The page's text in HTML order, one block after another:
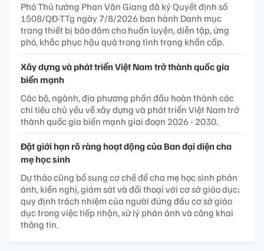
Phó Thủ tướng Phan Văn Giang đã ký Quyết định số
1508/QĐ-TTg ngày 7/8/2026 ban hành Danh mục
trang thiết bị bảo đảm cho huấn luyện, diễn tập, ứng
phó, khắc phục hậu quả trong tình trạng khẩn cấp.
Xây dựng và phát triển Việt Nam trở thành quốc gia
biển mạnh
Các bộ, ngành, địa phương phấn đấu hoàn thành các
chỉ tiêu chủ yếu về xây dựng và phát triển Việt Nam trở
thành quốc gia biển mạnh giai đoạn 2026 - 2030.
Đặt giới hạn rõ ràng hoạt động của Ban đại diện cha
mẹ học sinh
Dự thảo cũng bổ sung cơ chế để cha mẹ học sinh phản
ánh, kiến nghị, giám sát và đối thoại với cơ sở giáo dục;
quy định trách nhiệm của người đứng đầu cơ sở giáo
dục trong việc tiếp nhận, xử lý phản ánh và công khai
thông tin.